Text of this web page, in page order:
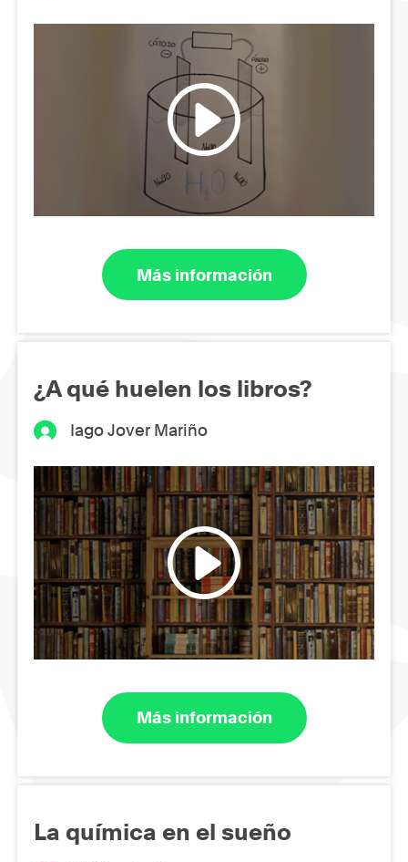
Más información
¿A qué huelen los libros?
Iago Jover Mariño
Más información
La química en el sueño